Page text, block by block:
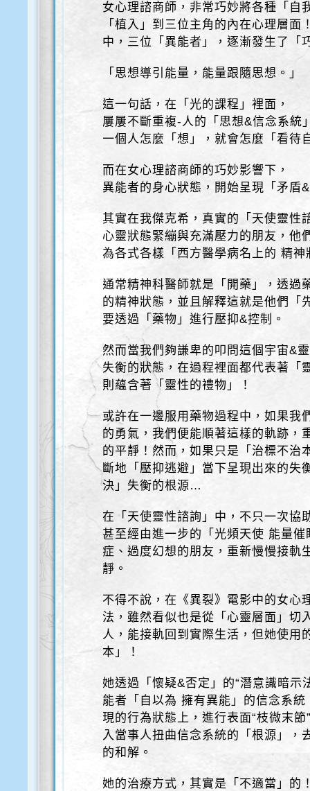
女心理諮商師，非常巧妙將各種「自
「植入」到三位主角的內在心理層
中，三位「異能者」，逐漸發生了「
「思想導引能量，能量跟隨思想。」
這一句話，在「光的課程」裡面，
屢屢不斷重複-人的「思想&信念系統
一個人怎麼「想」，就會怎麼「看待
而在女心理諮商師的巧妙影響下，
異能者的身心狀態，開始呈現「矛盾
其實在我傑克希，真實的「天使靈性
心靈狀態緊繃與充滿壓力的朋友，他
為各式各樣「西方醫學病名上的 精
通常精神科醫師就是「開藥」，透過
的精神狀態，並且解釋這就是他們「
要透過「藥物」進行壓抑&控制。
然而當我們夠謙卑的叩問這個宇宙&
失衡的狀態，在過程裡面都代表著「
則蘊含著「靈性的禮物」！
或許在一邊服用藥物過程中，如果我
的勇氣，我們便能順著這樣的軌跡，
的平靜！然而，如果只是「治標不治
斷地「壓抑逃避」當下呈現出來的失
決」失衡的根源…
在「天使靈性諮詢」中，不只一次協
甚至經由進一步的「光頻天使 能量
症、過度幻想的朋友，重新慢慢接軌
靜。
不得不說，在《異裂》電影中的女心
法，雖然看似也是從「心靈層面」切
人，能接軌回到實際生活，但她使用
本」！
她透過「懷疑&否定」的“潛意識暗示
能者「自以為 擁有異能」的信念系
現的行為狀態上，進行表面“枝微末
入當事人扭曲信念系統的「根源」，
的和解。
她的治療方式，其實是「不適當」的